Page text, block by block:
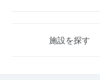
施設を探す